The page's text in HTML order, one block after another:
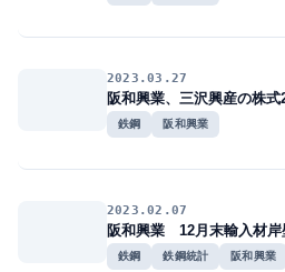
2023.03.27
阪和興業、三沢興産の株
鉄鋼 阪和興業
2023.02.07
阪和興業 12月末輸入材岸
鉄鋼 鉄鋼統計 阪和興業